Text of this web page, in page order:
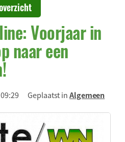
Voorjaar in
naar een
Geplaatst inAlgemeen